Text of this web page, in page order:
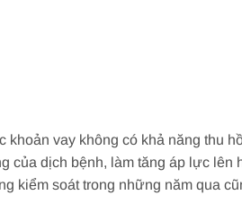
khoản vay không có khả năng thu
của dịch bệnh, làm tăng áp lực lên
kiểm soát trong những năm qua